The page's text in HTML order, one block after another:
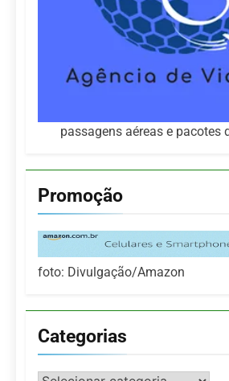
passagens aéreas e pacotes
Promoção
foto: Divulgação/Amazon
Categorias